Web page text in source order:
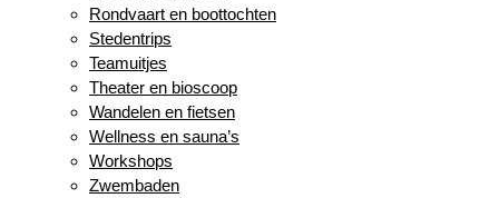
Rondvaart en boottochten
Stedentrips
Teamuitjes
Theater en bioscoop
Wandelen en fietsen
Wellness en sauna’s
Workshops
Zwembaden